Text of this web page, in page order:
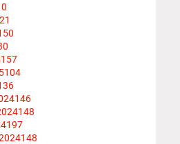
157
104
146
148
197
148